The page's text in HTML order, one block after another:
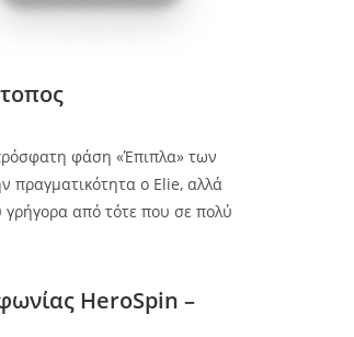
φάση «Έπιπλα» των
πραγματικότητα ο Elie, αλλά
γρήγορα από τότε που σε πολύ
HeroSpin –